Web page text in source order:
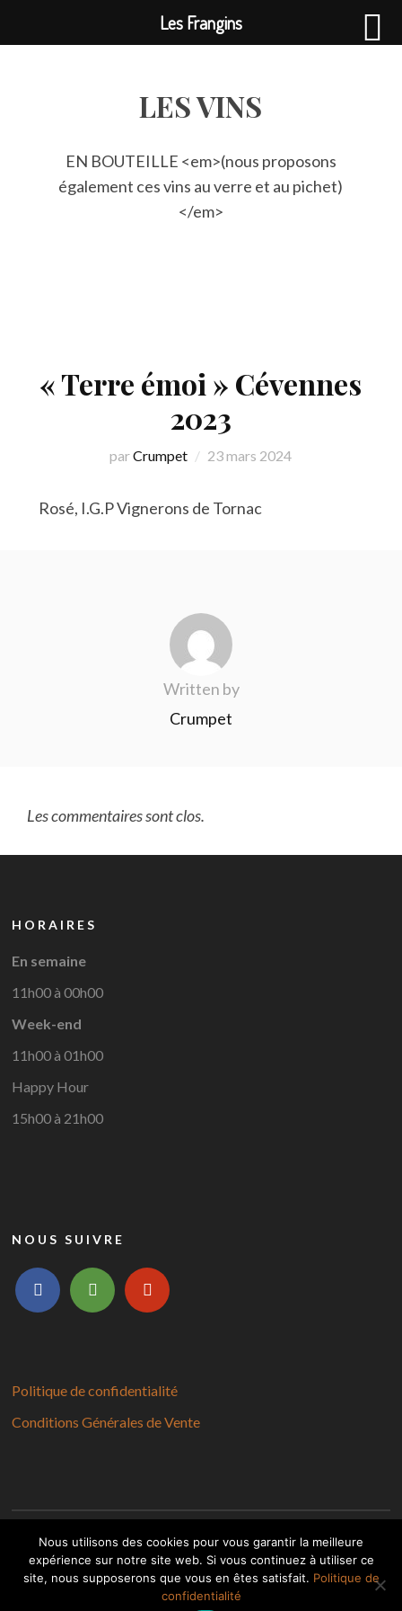
LES VINS
EN BOUTEILLE <em>(nous proposons
également ces vins au verre et au pichet)
</em>
« Terre émoi » Cévennes
2023
parCrumpet 23 mars 2024
Rosé, I.G.P Vignerons de Tornac
Written by
Crumpet
Les commentaires sont clos.
HORAIRES
En semaine
11h00 à 00h00
Week-end
11h00 à 01h00
Happy Hour
15h00 à 21h00
NOUS SUIVRE
facebooktripadvisor
yelp
Politique de confidentialité
Conditions Générales de Vente
Copyright © 2026 Les Frangins
Designed byWPZOOM
Les Frangins
Nous utilisons des cookies pour vous garantir la meilleure
expérience sur notre site web. Si vous continuez à utiliser ce
site, nous supposerons que vous en êtes satisfait. Politique de
confidentialité